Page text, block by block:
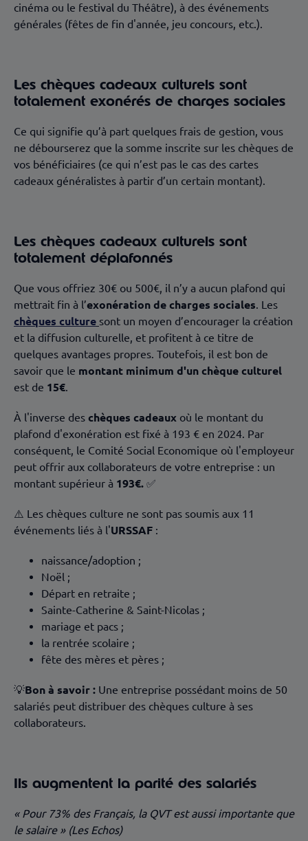
cinéma ou le festival du Théâtre), à des événements
générales (fêtes de fin d'année, jeu concours, etc.).
Les chèques cadeaux culturels sont
totalement exonérés de charges sociales
Ce qui signifie qu’à part quelques frais de gestion, vous
ne débourserez que la somme inscrite sur les chèques de
vos bénéficiaires (ce qui n’est pas le cas des cartes
cadeaux généralistes à partir d’un certain montant).
Les chèques cadeaux culturels sont
totalement déplafonnés
Que vous offriez 30€ ou 500€, il n’y a aucun plafond qui
mettrait fin à l’exonération de charges sociales. Les
chèques culture sont un moyen d’encourager la création
et la diffusion culturelle, et profitent à ce titre de
quelques avantages propres. Toutefois, il est bon de
savoir que le montant minimum d'un chèque culturel
est de 15€.
À l'inverse des chèques cadeaux où le montant du
plafond d'exonération est fixé à 193 € en 2024. Par
conséquent, le Comité Social Economique où l'employeur
peut offrir aux collaborateurs de votre entreprise : un
montant supérieur à 193€. ✅
⚠️ Les chèques culture ne sont pas soumis aux 11
événements liés à l'URSSAF :
naissance/adoption ;
Noël ;
Départ en retraite ;
Sainte-Catherine & Saint-Nicolas ;
mariage et pacs ;
la rentrée scolaire ;
fête des mères et pères ;
💡Bon à savoir : Une entreprise possédant moins de 50
salariés peut distribuer des chèques culture à ses
collaborateurs.
Ils augmentent la parité des salariés
« Pour 73% des Français, la QVT est aussi importante que
le salaire » (Les Echos)